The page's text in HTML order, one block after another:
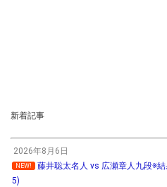
新着記事
2026年8月6日
NEW!
藤井聡太名人 vs 広瀬章人九段※
5)